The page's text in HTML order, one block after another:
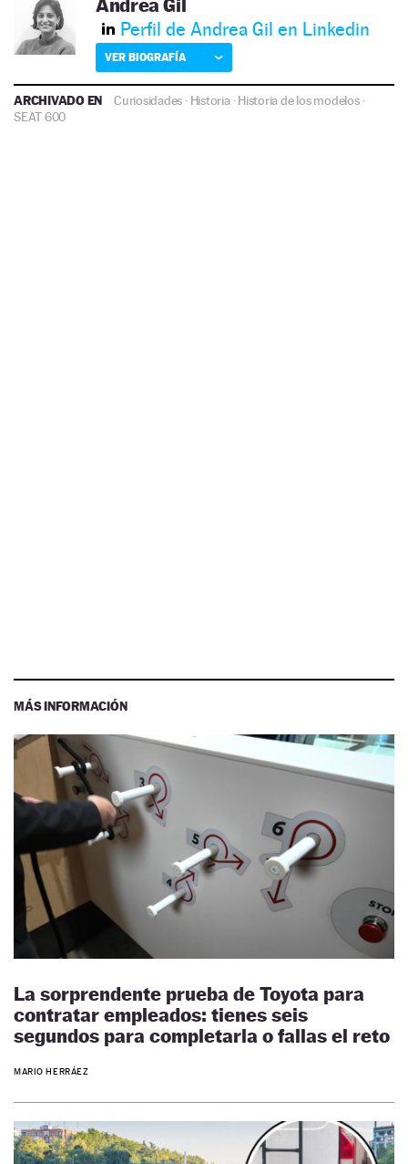
Andrea Gil
Perfil de Andrea Gil en Linkedin
VER BIOGRAFÍA
ARCHIVADO EN Curiosidades · Historia·Historia de los modelos·
SEAT 600
MÁS INFORMACIÓN
La sorprendente prueba de Toyota para
contratar empleados: tienes seis
segundos para completarla o fallas el reto
MARIO HERRÁEZ